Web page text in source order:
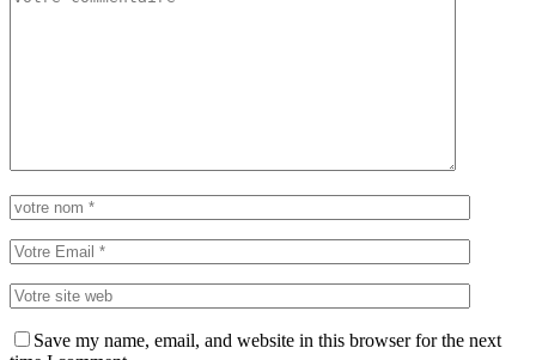
Save my name, email, and website in this browser for the next